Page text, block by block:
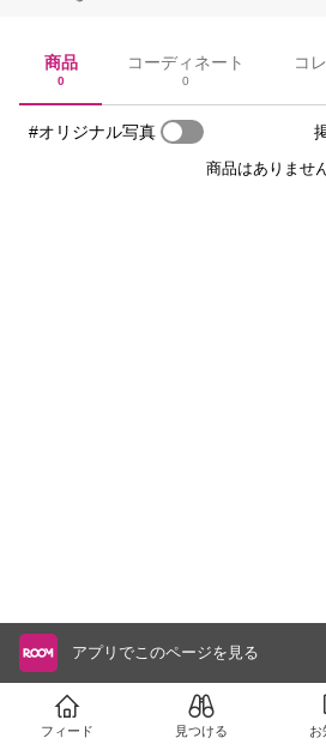
商品
0
コーディネート
0
コ
#オリジナル写真
商品はありませ
アプリでこのページを見る
フィード 見つける お